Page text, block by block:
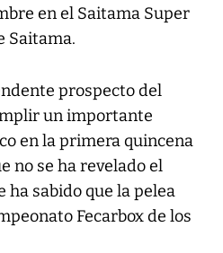
en el Saitama Super
Saitama.
prospecto del
un importante
en la primera quincena
no se ha revelado el
ha sabido que la pelea
Fecarbox de los